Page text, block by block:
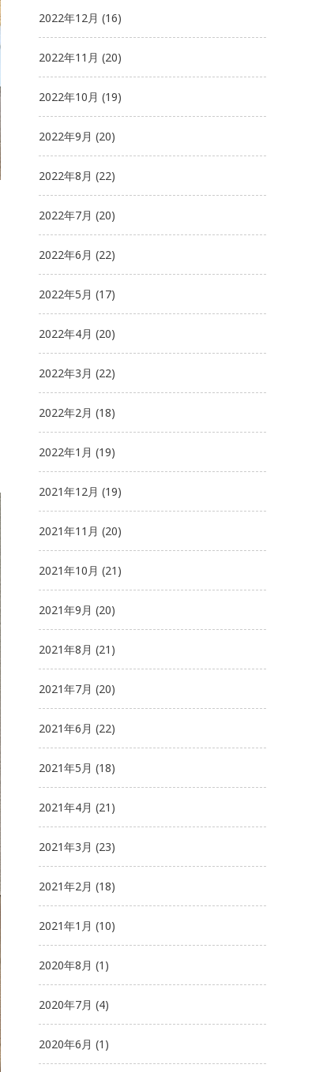
2022年12月 (16)
2022年11月 (20)
2022年10月 (19)
2022年9月 (20)
2022年8月 (22)
2022年7月 (20)
2022年6月 (22)
2022年5月 (17)
2022年4月 (20)
2022年3月 (22)
2022年2月 (18)
2022年1月 (19)
2021年12月 (19)
2021年11月 (20)
2021年10月 (21)
2021年9月 (20)
2021年8月 (21)
2021年7月 (20)
2021年6月 (22)
2021年5月 (18)
2021年4月 (21)
2021年3月 (23)
2021年2月 (18)
2021年1月 (10)
2020年8月 (1)
2020年7月 (4)
2020年6月 (1)